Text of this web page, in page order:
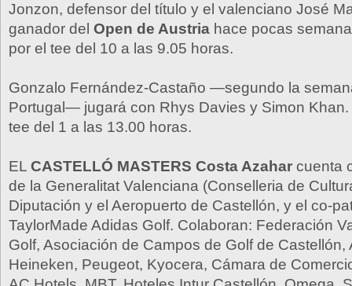
Jonzon, defensor del título y el valenciano José
ganador del Open de Austria hace pocas
por el tee del 10 a las 9.05 horas.
Gonzalo Fernández-Castaño —segundo la
Portugal— jugará con Rhys Davies y Simon Khan.
tee del 1 a las 13.00 horas.
EL CASTELLÓ MASTERS Costa Azahar cuenta
de la Generalitat Valenciana (Conselleria de
Diputación y el Aeropuerto de Castellón, y el co-
TaylorMade Adidas Golf. Colaboran: Federación
Golf, Asociación de Campos de Golf de Castellón,
Heineken, Peugeot, Kyocera, Cámara de